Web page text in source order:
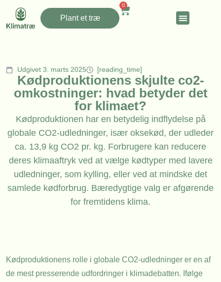
Plant et træ
0
Udgivet 3. marts 2025 [reading_time]
Kødproduktionens skjulte co2-
omkostninger: hvad betyder det
for klimaet?
Kødproduktionen har en betydelig indflydelse på
globale CO2-udledninger, især oksekød, der udleder
ca. 13,9 kg CO2 pr. kg. Forbrugere kan reducere
deres klimaaftryk ved at vælge kødtyper med lavere
udledninger, som kylling, eller ved at mindske det
samlede kødforbrug. Bæredygtige valg er afgørende
for fremtidens klima.
Kødproduktionens rolle i globale CO2-udledninger er en af
de mest presserende udfordringer i klimadebatten. Ifølge